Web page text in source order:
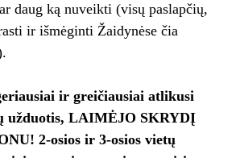
daug ką nuveikti (visų paslapčių,
ir išmėginti Žaidynėse čia
ir greičiausiai atlikusi
užduotis, LAIMĖJO SKRYDĮ
! 2-osios ir 3-osios vietų